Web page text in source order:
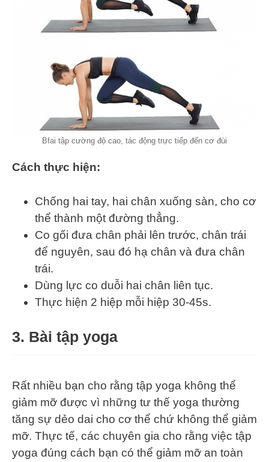
Bfai tập cường độ cao, tác động trực tiếp đến cơ đùi
Cách thực hiện:
Chống hai tay, hai chân xuống sàn, cho cơ
thể thành một đường thẳng.
Co gối đưa chân phải lên trước, chân trái
để nguyên, sau đó hạ chân và đưa chân
trái.
Dùng lực co duỗi hai chân liên tục.
Thực hiện 2 hiệp mỗi hiệp 30-45s.
3. Bài tập yoga
Rất nhiều bạn cho rằng tập yoga không thể
giảm mỡ được vì những tư thế yoga thường
tăng sự dẻo dai cho cơ thể chứ không thể giảm
mỡ. Thực tế, các chuyên gia cho rằng việc tập
yoga đúng cách bạn có thể giảm mỡ an toàn